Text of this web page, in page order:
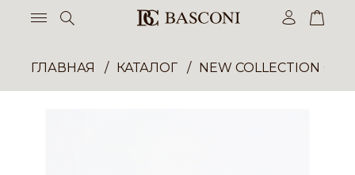
ГЛАВНАЯ КАТАЛОГ NEW COLLECTION